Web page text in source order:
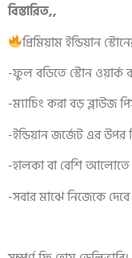
বিস্তারিত,,
প্রিমিয়াম ইন্ডিয়ান
-ফুল বডিতে স্টোন ওয়ার্ক
-ম্যাচিং করা বড় ব্লাউজ
-ইন্ডিয়ান জর্জেট এর
-হালকা বা বেশি
-সবার মাঝে নিজেকে